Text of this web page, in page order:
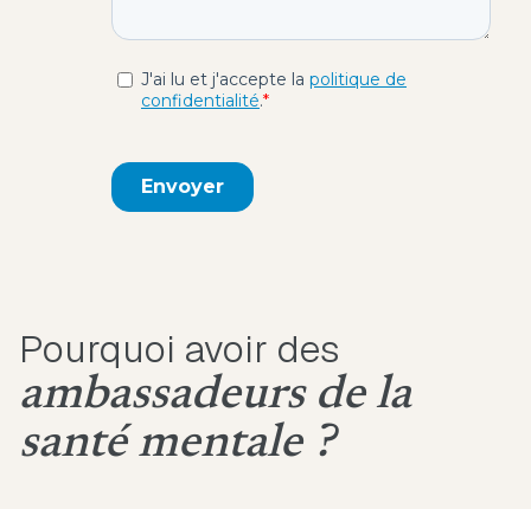
Pourquoi avoir des
ambassadeurs de la
santé mentale ?